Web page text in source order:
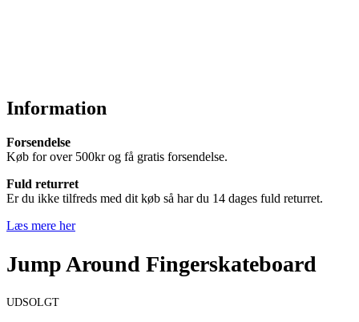
Information
Forsendelse
Køb for over 500kr og få gratis forsendelse.
Fuld returret
Er du ikke tilfreds med dit køb så har du 14 dages fuld returret.
Læs mere her
Jump Around Fingerskateboard
UDSOLGT